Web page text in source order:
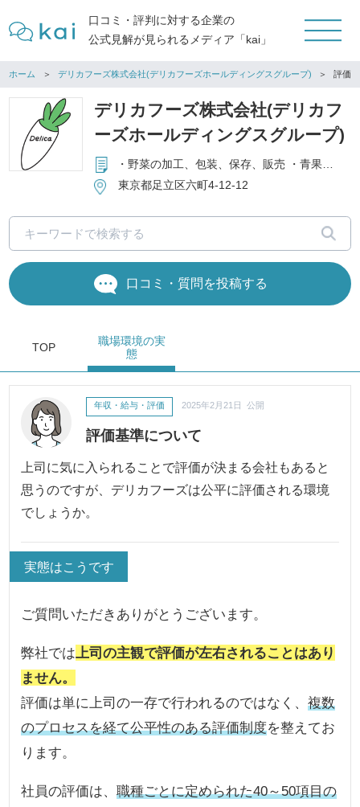
口コミ・評判に対する企業の
公式見解が見られるメディア「kai」
ホーム デリカフーズ株式会社(デリカフーズホールディングスグループ) 評価
デリカフーズ株式会社(デリカフ
ーズホールディングスグループ)
・野菜の加工、包装、保存、販売 ・青果物の販売 ・野菜・青果物・産地土壌の研究開発
東京都足立区六町4-12-12
口コミ・質問を投稿する
TOP
職場環境の実
態
評価基準について
年収・給与・評価 2025年2月21日 公開
上司に気に入られることで評価が決まる会社もあると
思うのですが、デリカフーズは公平に評価される環境
でしょうか。
実態はこうです
ご質問いただきありがとうございます。
弊社では上司の主観で評価が左右されることはあり
ません。
評価は単に上司の一存で行われるのではなく、複数
のプロセスを経て公平性のある評価制度を整えてお
ります。
社員の評価は、職種ごとに定められた40～50項目の